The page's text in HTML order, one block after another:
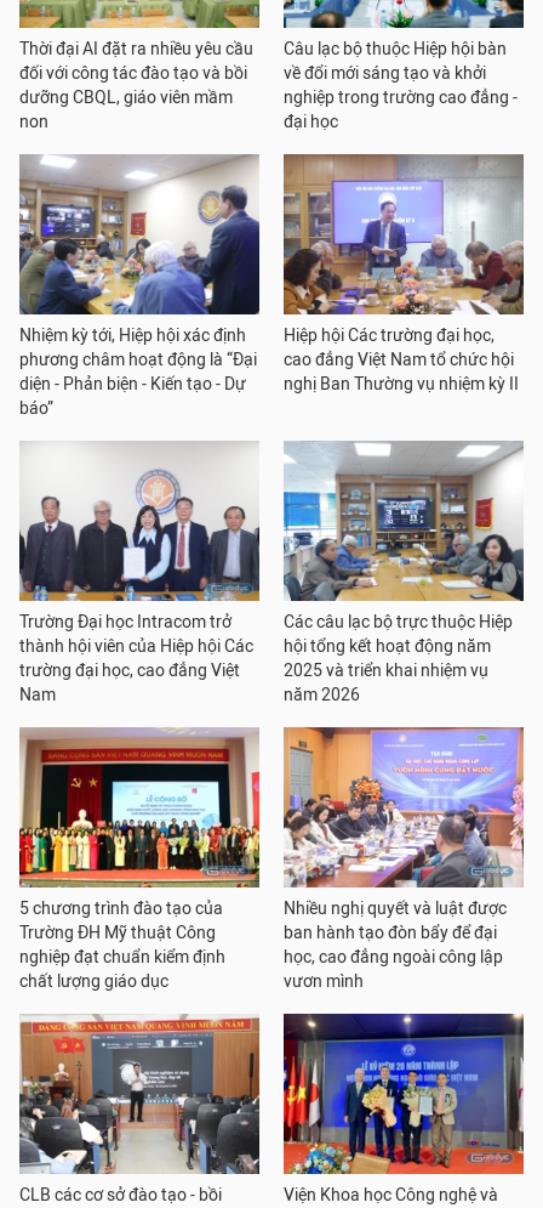
Thời đại AI đặt ra nhiều yêu cầu
đối với công tác đào tạo và bồi
dưỡng CBQL, giáo viên mầm
non
Câu lạc bộ thuộc Hiệp hội bàn
về đổi mới sáng tạo và khởi
nghiệp trong trường cao đẳng -
đại học
Nhiệm kỳ tới, Hiệp hội xác định
phương châm hoạt động là “Đại
diện - Phản biện - Kiến tạo - Dự
báo”
Hiệp hội Các trường đại học,
cao đẳng Việt Nam tổ chức hội
nghị Ban Thường vụ nhiệm kỳ II
Trường Đại học Intracom trở
thành hội viên của Hiệp hội Các
trường đại học, cao đẳng Việt
Nam
Các câu lạc bộ trực thuộc Hiệp
hội tổng kết hoạt động năm
2025 và triển khai nhiệm vụ
năm 2026
5 chương trình đào tạo của
Trường ĐH Mỹ thuật Công
nghiệp đạt chuẩn kiểm định
chất lượng giáo dục
Nhiều nghị quyết và luật được
ban hành tạo đòn bẩy để đại
học, cao đẳng ngoài công lập
vươn mình
CLB các cơ sở đào tạo - bồi
Viện Khoa học Công nghệ và